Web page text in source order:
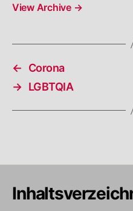
View Archive →
←
Corona
→ LGBTQIA